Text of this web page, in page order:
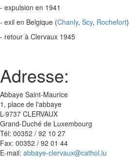
- expulsion en 1941
- exil en Belgique (Chanly, Scy, Rochefort)
- retour à Clervaux 1945
Adresse:
Abbaye Saint-Maurice
1, place de l'abbaye
L-9737 CLERVAUX
Grand-Duché de Luxembourg
Tél: 00352 / 92 10 27
Fax: 00352 / 92 01 44
E-mail: abbaye-clervaux@cathol.lu